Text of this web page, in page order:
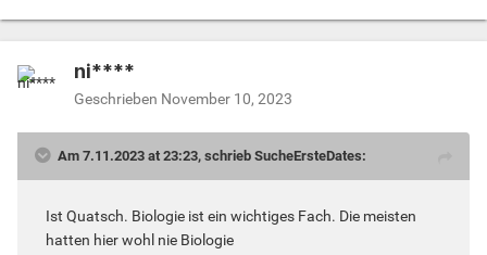
ni****
Geschrieben November 10, 2023
Am 7.11.2023 at 23:23, schrieb SucheErsteDates:
Ist Quatsch. Biologie ist ein wichtiges Fach. Die meisten
hatten hier wohl nie Biologie